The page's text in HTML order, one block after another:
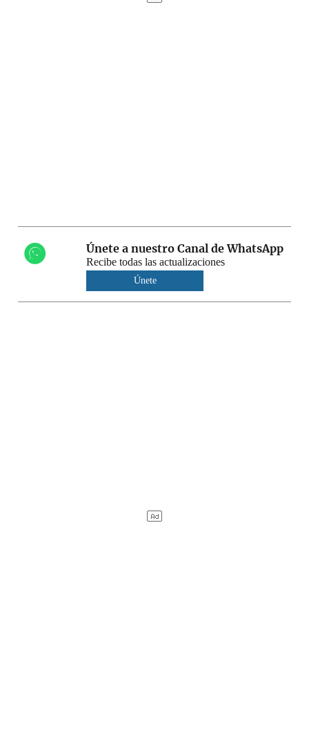
Únete a nuestro Canal de WhatsApp
Recibe todas las actualizaciones
Únete